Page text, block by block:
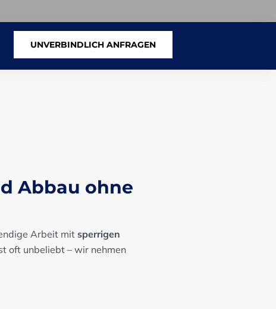
UNVERBINDLICH ANFRAGEN
Abbau ohne
Arbeit mit sperrigen
oft unbeliebt – wir nehmen